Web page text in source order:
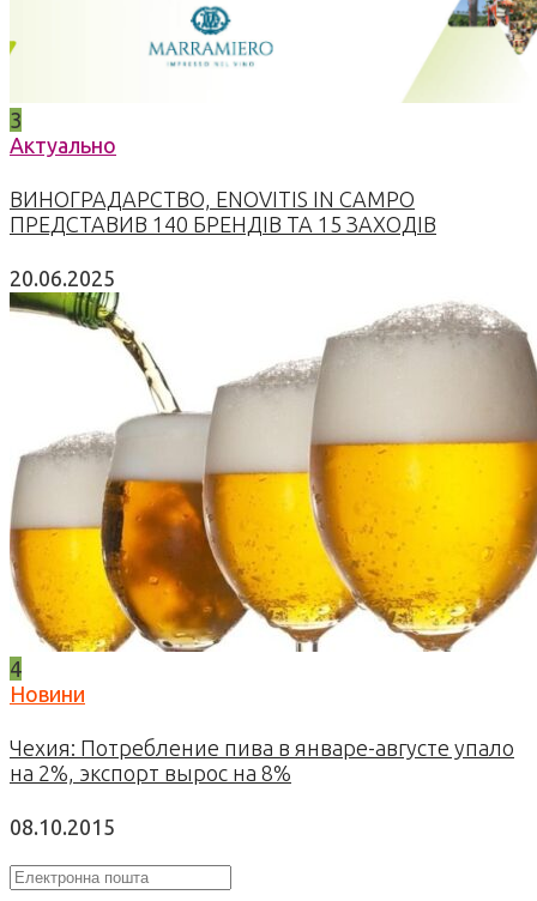
3
Актуально
ВИНОГРАДАРСТВО, ENOVITIS IN CAMPO
ПРЕДСТАВИВ 140 БРЕНДІВ ТА 15 ЗАХОДІВ
20.06.2025
4
Новини
Чехия: Потребление пива в январе-августе упало
на 2%, экспорт вырос на 8%
08.10.2015